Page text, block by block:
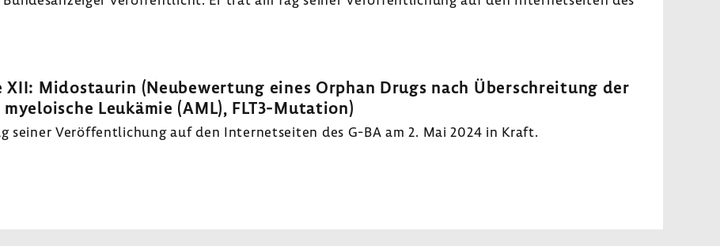
Mido­staurin (Neube­wer­tung eines Orphan Drugs nach Über­schrei­tung der
Leuk­ämie (AML), FLT3-​Mutation)
seiner Veröf­fent­li­chung auf den Inter­net­seiten des G-BA am 2. Mai 2024 in Kraft.